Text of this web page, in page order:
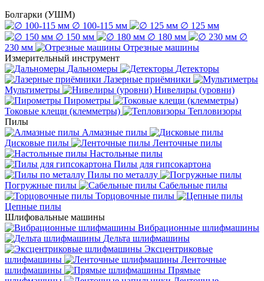
Болгарки (УШМ)
∅ 100-115 мм
∅ 125 мм
∅ 150 мм
∅ 180 мм
∅
230 мм
Отрезные машины
Измерительный инструмент
Дальномеры
Детекторы
Лазерные приёмники
Мультиметры
Нивелиры (уровни)
Пирометры
Токовые клещи (клемметры)
Тепловизоры
Пилы
Алмазные пилы
Дисковые пилы
Ленточные пилы
Настольные пилы
Пилы для гипсокартона
Пилы по металлу
Погружные пилы
Сабельные пилы
Торцовочные пилы
Цепные пилы
Шлифовальные машины
Вибрационные шлифмашины
Дельта шлифмашины
Эксцентриковые
шлифмашины
Ленточные
шлифмашины
Прямые